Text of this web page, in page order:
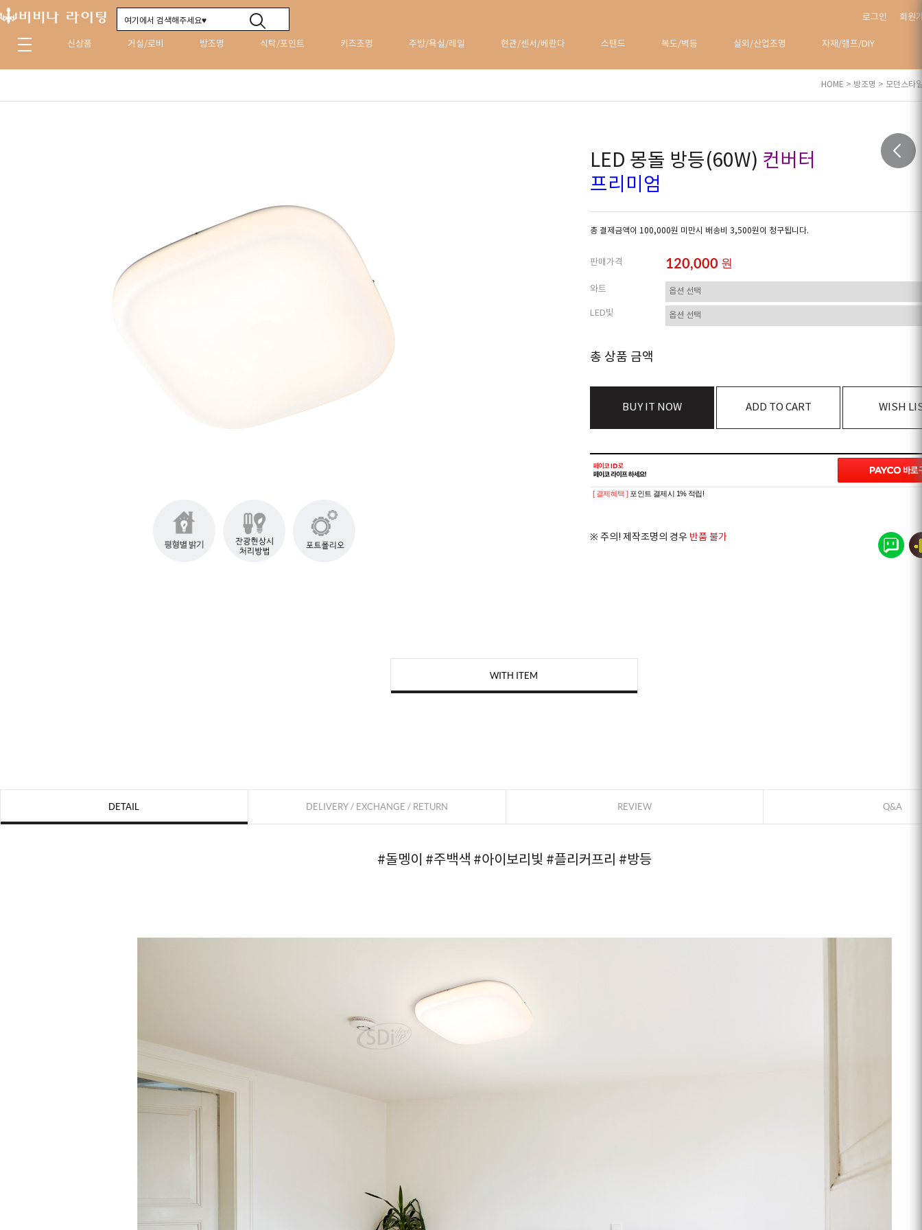
로그인 회원
신상품 거실/로비 방조명 식탁/포인트 키즈조명 주방/욕실/레일 현관/센서/베란다 스탠드 복도/벽등 실외/산업조명 자재/램프/DIY
HOME > 방조명 > 모던스타
LED 몽돌 방등(60W) 컨버터
프리미엄
총 결제금액이 100,000원 미만시 배송비 3,500원이 청구됩니다.
판매가격 120,000 원
와트
LED빛
총 상품 금액
BUY IT NOW ADD TO CART WISH
페이코 ID로 페이
PAYCO 바로
[ 결제혜택 ] 포인트 결제시 1% 적립!
※ 주의! 제작조명의 경우 반품 불가
WITH ITEM
DETAIL DELIVERY / EXCHANGE / RETURN REVIEW Q&A
#돌멩이 #주백색 #아이보리빛 #플리커프리 #방등